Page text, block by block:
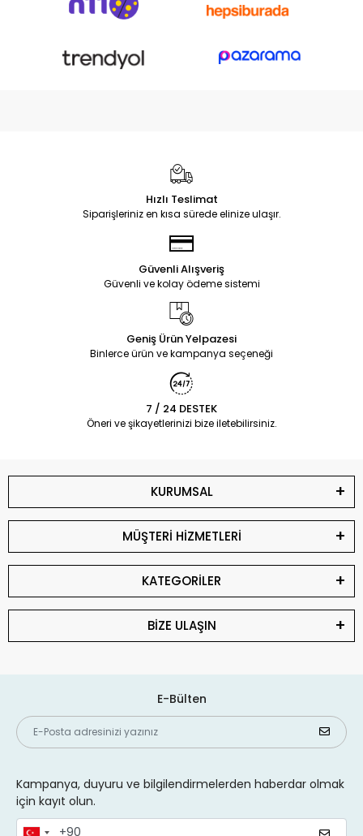
Hızlı Teslimat
Siparişleriniz en kısa sürede elinize ulaşır.
Güvenli Alışveriş
Güvenli ve kolay ödeme sistemi
Geniş Ürün Yelpazesi
Binlerce ürün ve kampanya seçeneği
7 / 24 DESTEK
Öneri ve şikayetlerinizi bize iletebilirsiniz.
KURUMSAL
MÜŞTERİ HİZMETLERİ
KATEGORİLER
BİZE ULAŞIN
E-Bülten
Kampanya, duyuru ve bilgilendirmelerden haberdar olmak
için kayıt olun.